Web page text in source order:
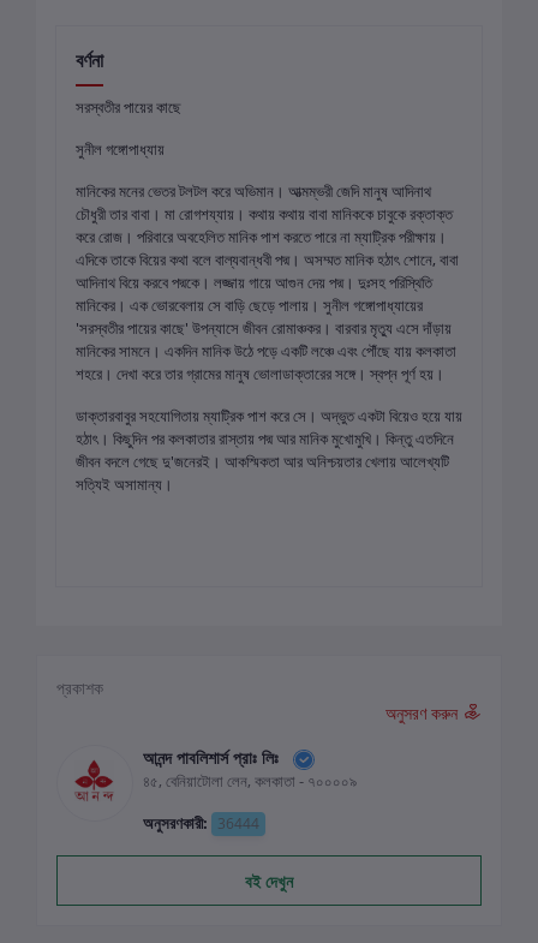
বর্ণনা
সরস্বতীর পায়ের কাছে
সুনীল গঙ্গোপাধ্যায়
মানিকের মনের ভেতর টলটল করে অভিমান। আত্মম্ভরী জেদি মানুষ আদিনাথ
চৌধুরী তার বাবা। মা রোগশয্যায়। কথায় কথায় বাবা মানিককে চাবুকে রক্তাক্ত
করে রোজ। পরিবারে অবহেলিত মানিক পাশ করতে পারে না ম্যাট্রিক পরীক্ষায়।
এদিকে তাকে বিয়ের কথা বলে বাল্যবান্ধবী পদ্ম। অসম্মত মানিক হঠাৎ শোনে, বাবা
আদিনাথ বিয়ে করবে পদ্মকে। লজ্জায় গায়ে আগুন দেয় পদ্ম। দুঃসহ পরিস্থিতি
মানিকের। এক ভোরবেলায় সে বাড়ি ছেড়ে পালায়। সুনীল গঙ্গোপাধ্যায়ের
'সরস্বতীর পায়ের কাছে' উপন্যাসে জীবন রোমাঞ্চকর। বারবার মৃত্যু এসে দাঁড়ায়
মানিকের সামনে। একদিন মানিক উঠে পড়ে একটি লঞ্চে এবং পৌঁছে যায় কলকাতা
শহরে। দেখা করে তার গ্রামের মানুষ ভোলাডাক্তারের সঙ্গে। স্বপ্ন পূর্ণ হয়।
ডাক্তারবাবুর সহযোগিতায় ম্যাট্রিক পাশ করে সে। অদ্ভুত একটা বিয়েও হয়ে যায়
হঠাৎ। কিছুদিন পর কলকাতার রাস্তায় পদ্ম আর মানিক মুখোমুখি। কিন্তু এতদিনে
জীবন বদলে গেছে দু'জনেরই। আকস্মিকতা আর অনিশ্চয়তার খেলায় আলেখ্যটি
সত্যিই অসামান্য।
প্রকাশক
অনুসরণ করুন
আনন্দ পাবলিশার্স প্রাঃ লিঃ
৪৫, বেনিয়াটোলা লেন, কলকাতা - ৭০০০০৯
অনুসরণকারী: 36444
বই দেখুন